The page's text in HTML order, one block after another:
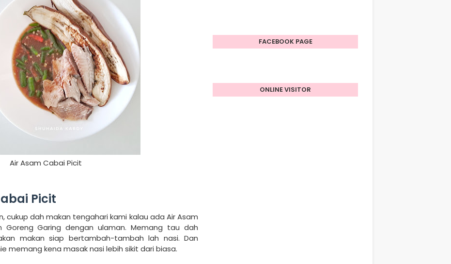
Air Asam Cabai Picit
Picit
cukup dah makan tengahari kami kalau ada Air Asam
Goreng Garing dengan ulaman. Memang tau dah
makan siap bertambah-tambah lah nasi. Dan
memang kena masak nasi lebih sikit dari biasa.
FACEBOOK PAGE
ONLINE VISITOR